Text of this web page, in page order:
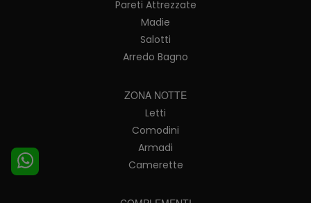
Pareti Attrezzate
Madie
Salotti
Arredo Bagno
ZONA NOTTE
Letti
Comodini
Armadi
Camerette